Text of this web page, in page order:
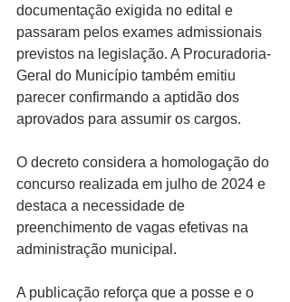
documentação exigida no edital e
passaram pelos exames admissionais
previstos na legislação. A Procuradoria-
Geral do Município também emitiu
parecer confirmando a aptidão dos
aprovados para assumir os cargos.
O decreto considera a homologação do
concurso realizada em julho de 2024 e
destaca a necessidade de
preenchimento de vagas efetivas na
administração municipal.
A publicação reforça que a posse e o